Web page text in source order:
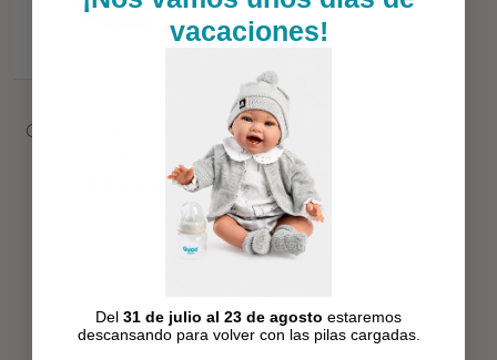
Cuerpo de tela con pelele gris
vacaciones!
Del 31 de julio al 23 de agosto estaremos
descansando para volver con las pilas cargadas.